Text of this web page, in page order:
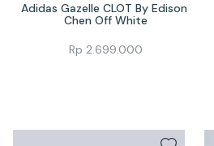
Adidas Gazelle CLOT By Edison
Chen Off White
Rp 2.699.000